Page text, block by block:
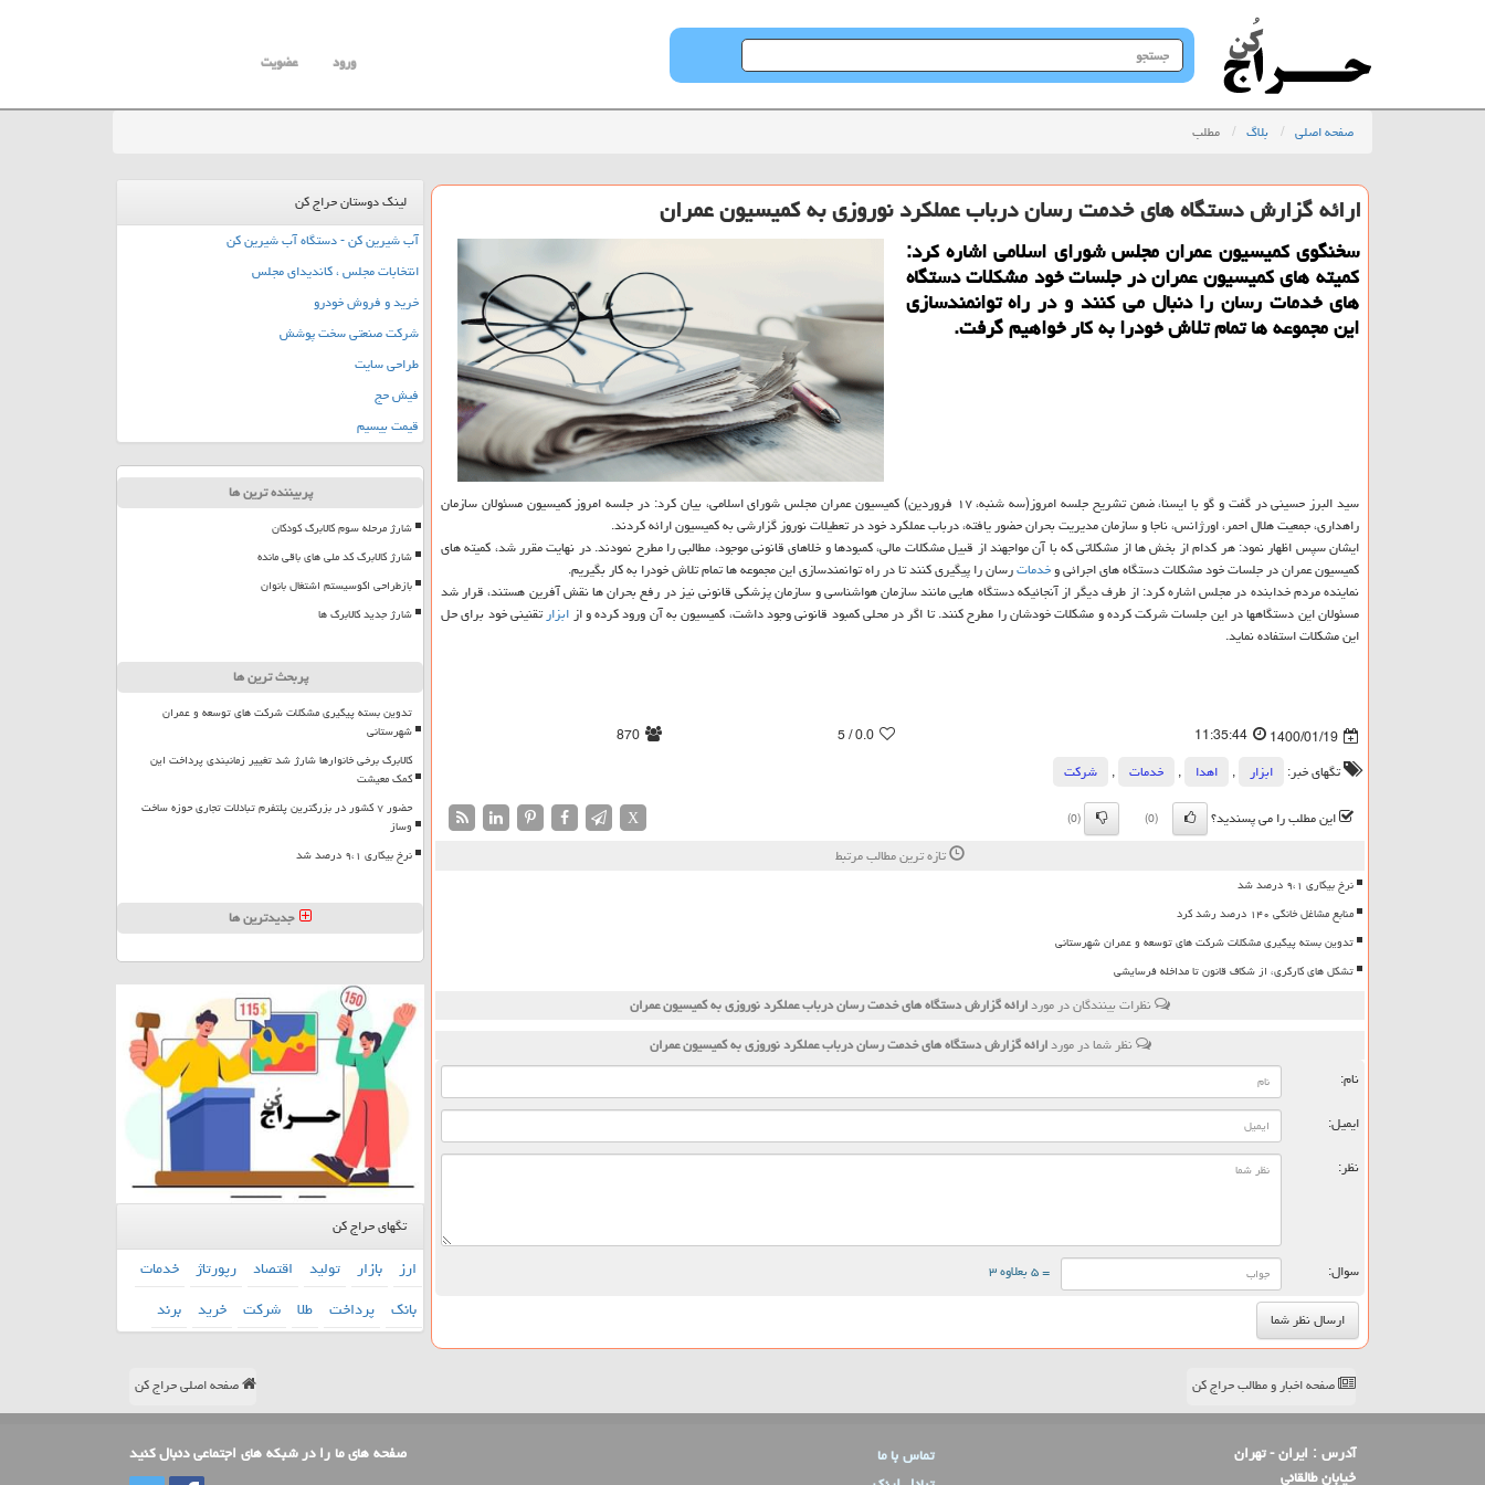
جستجو
در
ورود عضویت
صفحه اصلی بلاگ مطلب
ارائه گزارش دستگاه های خدمت رسان درباب عملكرد نوروزی به كمیسیون عمران
سخنگوی کمیسیون عمران مجلس شورای اسلامی اشاره کرد:
کمیته های کمیسیون عمران در جلسات خود مشکلات دستگاه
های خدمات رسان را دنبال می کنند و در راه توانمندسازی
این مجموعه ها تمام تلاش خودرا به کار خواهیم گرفت.
سید البرز حسینی در گفت و گو با ایسنا، ضمن تشریح جلسه امروز(سه شنبه، ۱۷ فروردین) کمیسیون عمران مجلس شورای اسلامی، بیان کرد: در جلسه امروز کمیسیون مسئولان سازمان
راهداری، جمعیت هلال احمر، اورژانس، ناجا و سازمان مدیریت بحران حضور یافته، درباب عملکرد خود در تعطیلات نوروز گزارشی به کمیسیون ارائه کردند.
ایشان سپس اظهار نمود: هر کدام از بخش ها از مشکلاتی که با آن مواجهند از قبیل مشکلات مالی، کمبودها و خلاهای قانونی موجود، مطالبی را مطرح نمودند. در نهایت مقرر شد، کمیته های
کمیسیون عمران در جلسات خود مشکلات دستگاه های اجرائی وخدماترسان را پیگیری کنند تا در راه توانمندسازی این مجموعه ها تمام تلاش خودرا به کار بگیریم.
نماینده مردم خدابنده در مجلس اشاره کرد: از طرف دیگر از آنجائیکه دستگاه هایی مانند سازمان هواشناسی و سازمان پزشکی قانونی نیز در رفع بحران ها نقش آفرین هستند، قرار شد
مسئولان این دستگاهها در این جلسات شرکت کرده و مشکلات خودشان را مطرح کنند. تا اگر در محلی کمبود قانونی وجود داشت، کمیسیون به آن ورود کرده و ازابزارتقنینی خود برای حل
این مشکلات استفاده نماید.
1400/01/19
11:35:44
0.0
/ 5
870
تگهای خبر:
ابزار , اهدا , خدمات ,
شركت
این مطلب را می پسندید؟
(0)
(0)
X
تازه ترین مطالب مرتبط
نرخ بیکاری ۹،۱ درصد شد
منابع مشاغل خانگی ۱۴۰ درصد رشد کرد
تدوین بسته پیگیری مشکلات شرکت های توسعه و عمران شهرستانی
تشکل های کارگری، از شکاف قانون تا مداخله فرسایشی
نظرات بینندگان در موردارائه گزارش دستگاه های خدمت رسان درباب عملكرد نوروزی به كمیسیون عمران
نظر شما در موردارائه گزارش دستگاه های خدمت رسان درباب عملكرد نوروزی به كمیسیون عمران
نام:
ایمیل:
نظر:
سوال: = ۵ بعلاوه ۳
لینک دوستان حراج کن
آب شیرین کن - دستگاه آب شیرین کن
انتخابات مجلس ، کاندیدای مجلس
خرید و فروش خودرو
شرکت صنعتی سخت پوشش
طراحی سایت
فیش حج
قیمت بیسیم
پربیننده ترین ها
شارژ مرحله سوم کالابرگ کودکان
شارژ کالابرگ کد ملی های باقی مانده
بازطراحی اکوسیستم اشتغال بانوان
شارژ جدید کالابرگ ها
پربحث ترین ها
تدوین بسته پیگیری مشکلات شرکت های توسعه و عمران
شهرستانی
کالابرگ برخی خانوارها شارژ شد تغییر زمانبندی پرداخت این
کمک معیشت
حضور ۷ کشور در بزرگترین پلتفرم تبادلات تجاری حوزه ساخت
وساز
نرخ بیکاری ۹،۱ درصد شد
جدیدترین ها
تگهای حراج کن
ارز بازار تولید اقتصاد رپورتاژ خدمات
بانك پرداخت طلا شركت خرید برند
صفحه اخبار و مطالب حراج کن صفحه اصلی حراج کن
آدرس : ایران - تهران
خیابان طالقانی
تماس با ما
صفحه های ما را در شبکه های اجتماعی دنبال کنید